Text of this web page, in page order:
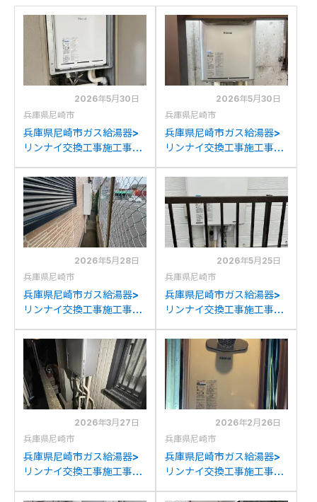
2026年5月30日
兵庫県尼崎市
兵庫県尼崎市ガス給湯器>
リンナイ交換工事施工事
A1610SAT(A)からリンナ
イRUF-A1615SAT(C)への
交換
2026年5月30日
兵庫県尼崎市
兵庫県尼崎市ガス給湯器>
リンナイ交換工事施工事
A2400SAWからリンナイ
RUF-K2406SAW(A)への
交換
2026年5月28日
兵庫県尼崎市
兵庫県尼崎市ガス給湯器>
リンナイ交換工事施工事
A2003SAW(A)からリン
ナイRUF-205SAW(B)
13Aへの交換
2026年5月25日
兵庫県尼崎市
兵庫県尼崎市ガス給湯器>
リンナイ交換工事施工事
V2401SAWからリンナイ
RUF-205SAW(B)への交換
2026年3月27日
兵庫県尼崎市
兵庫県尼崎市ガス給湯器>
リンナイ交換工事施工事
2026年2月26日
兵庫県尼崎市
兵庫県尼崎市ガス給湯器>
リンナイ交換工事施工事